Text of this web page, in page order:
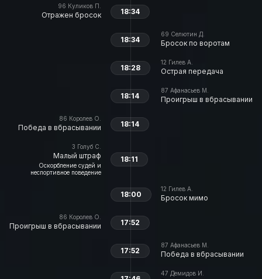
96 Куликов П.
Отражен бросок 18:34
69 Селютин Д.
Бросок по воротам
18:34
12 Гилев А.
Острая передача
18:28
87 Афанасьев М.
Проигрыш в вбрасывании
18:14
86 Королев О.
Победа в вбрасывании 18:14
3 Голуб С.
Малый штраф
Оскорбление судей и
неспортивное поведение
18:11
12 Гилев А.
Бросок мимо
18:00
86 Королев О.
Проигрыш в вбрасывании 17:52
87 Афанасьев М.
Победа в вбрасывании
17:52
47 Демидов И.